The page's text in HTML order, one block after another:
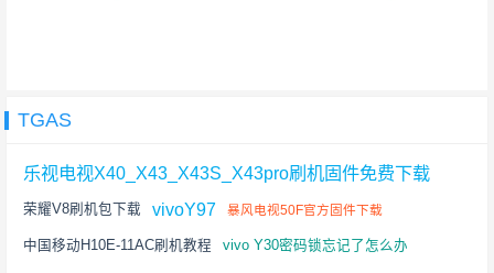
TGAS
乐视电视X40_X43_X43S_X43pro刷机固件免费下载
荣耀V8刷机包下载 vivoY97 暴风电视50F官方固件下载
中国移动H10E-11AC刷机教程 vivo Y30密码锁忘记了怎么办